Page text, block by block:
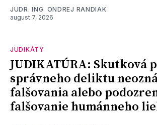
JUDR. ING. ONDREJ RANDIAK
august 7, 2026
JUDIKÁTY
JUDIKATÚRA: Skutková
správneho deliktu
falšovania alebo
falšovanie humánneho